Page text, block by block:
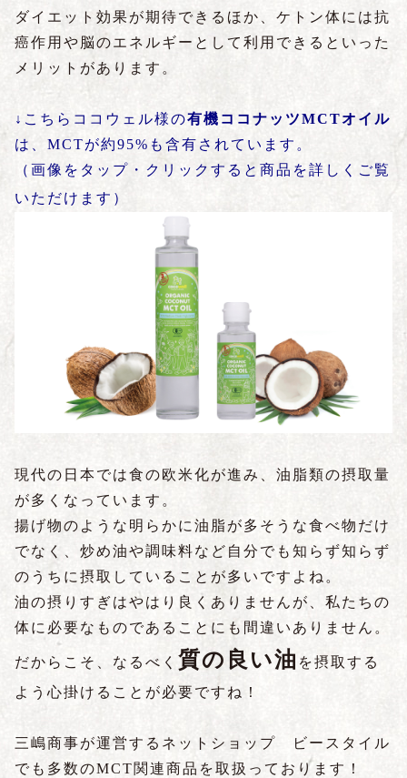
ダイエット効果が期待できるほか、ケトン体には抗
癌作用や脳のエネルギーとして利用できるといった
メリットがあります。
↓こちらココウェル様の有機ココナッツMCTオイル
は、MCTが約95%も含有されています。
（画像をタップ・クリックすると商品を詳しくご覧
いただけます）
現代の日本では食の欧米化が進み、油脂類の摂取量
が多くなっています。
揚げ物のような明らかに油脂が多そうな食べ物だけ
でなく、炒め油や調味料など自分でも知らず知らず
のうちに摂取していることが多いですよね。
油の摂りすぎはやはり良くありませんが、私たちの
体に必要なものであることにも間違いありません。
だからこそ、なるべく 質の良い油 を摂取する
よう心掛けることが必要ですね！
三嶋商事が運営するネットショップ ビースタイル
でも多数のMCT関連商品を取扱っております！